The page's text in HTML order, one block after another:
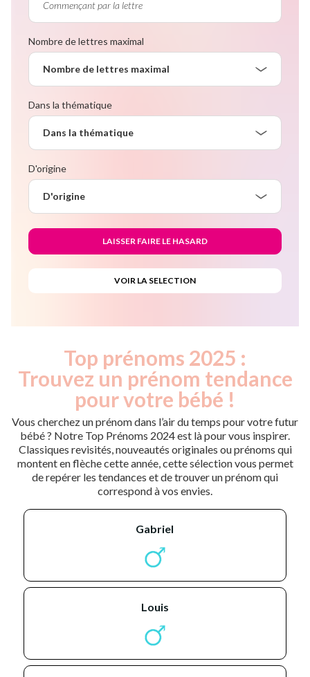
Nombre de lettres maximal
Nombre de lettres maximal
Dans la thématique
Dans la thématique
D'origine
D'origine
Top prénoms 2025 :
Trouvez un prénom tendance
pour votre bébé !
Vous cherchez un prénom dans l’air du temps pour votre futur
bébé ? Notre Top Prénoms 2024 est là pour vous inspirer.
Classiques revisités, nouveautés originales ou prénoms qui
montent en flèche cette année, cette sélection vous permet
de repérer les tendances et de trouver un prénom qui
correspond à vos envies.
gabriel
louis